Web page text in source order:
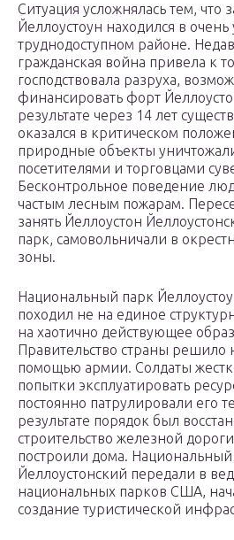
Ситуация усложнялась тем, что
Йеллоустоун находился в
труднодоступном районе.
гражданская война привела к
господствовала разруха,
финансировать форт
результате через 14 лет
оказался в критическом
природные объекты
посетителями и торговцами
Бесконтрольное поведение
частым лесным пожарам.
занять Йеллоустон
парк, самовольничали в
зоны.
Национальный парк
походил не на единое
на хаотично действующее
Правительство страны решило
помощью армии. Солдаты
попытки эксплуатировать
постоянно патрулировали его
результате порядок был
строительство железной
построили дома. Национальный
Йеллоустонский передали в
национальных парков США,
создание туристической